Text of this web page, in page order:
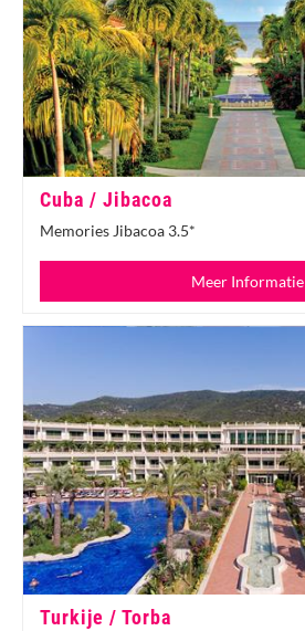
Cuba / Jibacoa
Memories Jibacoa 3.5*
Meer Informatie
Turkije / Torba